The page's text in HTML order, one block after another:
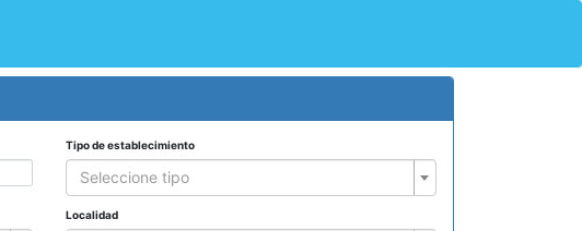
Tipo de establecimiento
Seleccione tipo
Localidad